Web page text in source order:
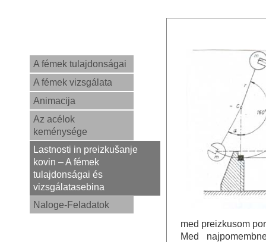
A fémek tulajdonságai
A fémek vizsgálata
Animacija
Az acélok
keménysége
Lastnosti in preizkušanje
kovin – A fémek
tulajdonságai és
vizsgálatasebina
Naloge-Feladatok
med preizkusom
Med